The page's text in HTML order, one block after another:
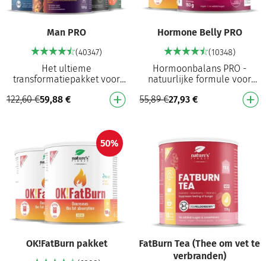
Man PRO
(40347)
Het ultieme
transformatiepakket voor
vetuitscheiding⁵, helpt een
122,60€59,88€
Hormone Belly PRO
(10348)
Hormoonbalans PRO -
natuurlijke formule voor
vrouwen, die met behulp van
vitamine B6 bijdraagt aan het
55,89€27,93€
50%
OK!FatBurn pakket
FatBurn Tea (Thee om vet te
verbranden)